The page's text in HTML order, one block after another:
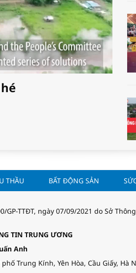
THẦU BẤT ĐỘNG SẢN
GP-TTĐT, ngày 07/09/2021 do Sở
TIN TRUNG ƯƠNG
Anh
Trung Kính, Yên Hòa, Cầu Giấy, Hà